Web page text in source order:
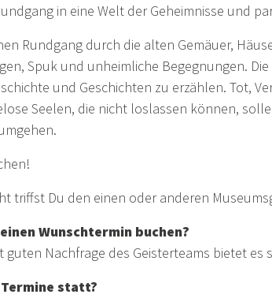
in eine Welt der Geheimnisse und
Rundgang durch die alten Gemäuer,
Spuk und unheimliche Begegnungen.
und Geschichten zu erzählen. Tot,
Seelen, die nicht loslassen können,
triffst Du den einen oder anderen
Wunschtermin buchen?
Nachfrage des Geisterteams bietet
statt?